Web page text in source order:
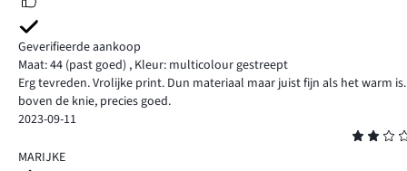
Geverifieerde aankoop
Maat: 44 (past goed) , Kleur: multicolour gestreept
Erg tevreden. Vrolijke print. Dun materiaal maar juist fijn als het warm
boven de knie, precies goed.
2023-09-11
2
MARIJKE